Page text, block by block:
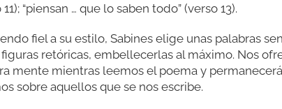
“piensan … que lo saben todo” (verso 13).
fiel a su estilo, Sabines elige unas palabras
retóricas, embellecerlas al máximo. Nos
mente mientras leemos el poema y
sobre aquellos que se nos escribe.